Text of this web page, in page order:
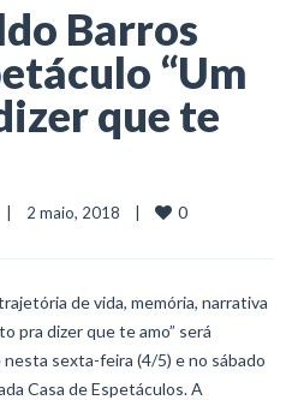
Barros
“Um
que te
|    2 maio, 2018    |
0
de vida, memória, narrativa
pra dizer que te amo” será
sexta-feira (4/5) e no sábado
Casa de Espetáculos. A